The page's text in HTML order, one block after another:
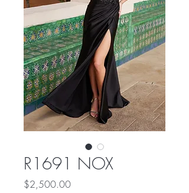
R1691 NOX
$2,500.00Precio